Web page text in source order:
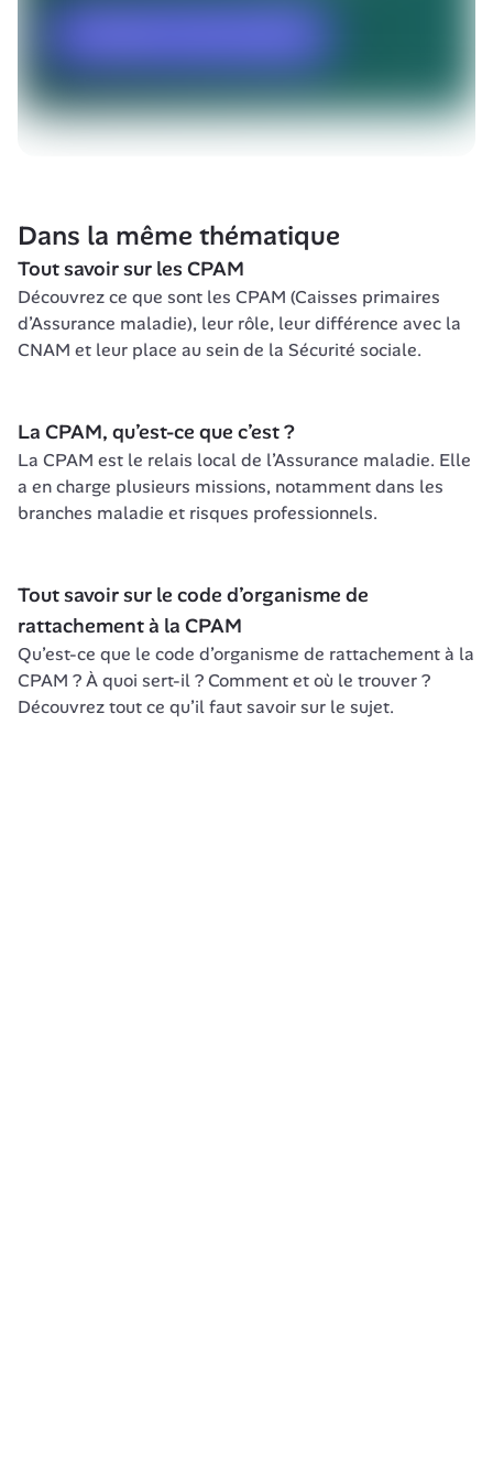
Dans la même thématique
Tout savoir sur les CPAM
Découvrez ce que sont les CPAM (Caisses primaires
d’Assurance maladie), leur rôle, leur différence avec la
CNAM et leur place au sein de la Sécurité sociale.
La CPAM, qu’est-ce que c’est ?
La CPAM est le relais local de l’Assurance maladie. Elle
a en charge plusieurs missions, notamment dans les
branches maladie et risques professionnels.
Tout savoir sur le code d’organisme de
rattachement à la CPAM
Qu’est-ce que le code d’organisme de rattachement à la
CPAM ? À quoi sert-il ? Comment et où le trouver ?
Découvrez tout ce qu’il faut savoir sur le sujet.